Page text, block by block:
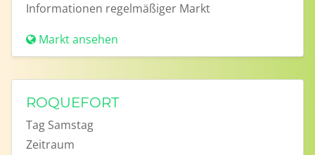
Informationen regelmäßiger Markt
Markt ansehen
ROQUEFORT
Tag Samstag
Zeitraum